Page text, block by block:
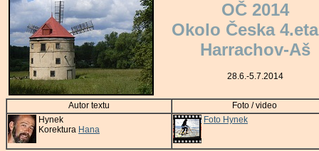
OČ 2014
Okolo Česka
Harrachov-Aš
28.6.-5.7.2014
Autor textu
Foto / video
Hynek
Korektura Hana
Foto Hynek